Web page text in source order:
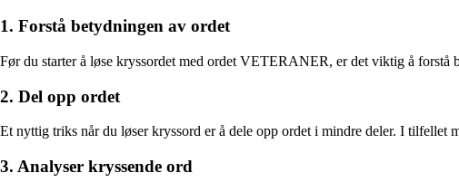
1. Forstå betydningen av ordet
Før du starter å løse kryssordet med ordet VETERANER, er det viktig å forstå
2. Del opp ordet
Et nyttig triks når du løser kryssord er å dele opp ordet i mindre deler. I
3. Analyser kryssende ord